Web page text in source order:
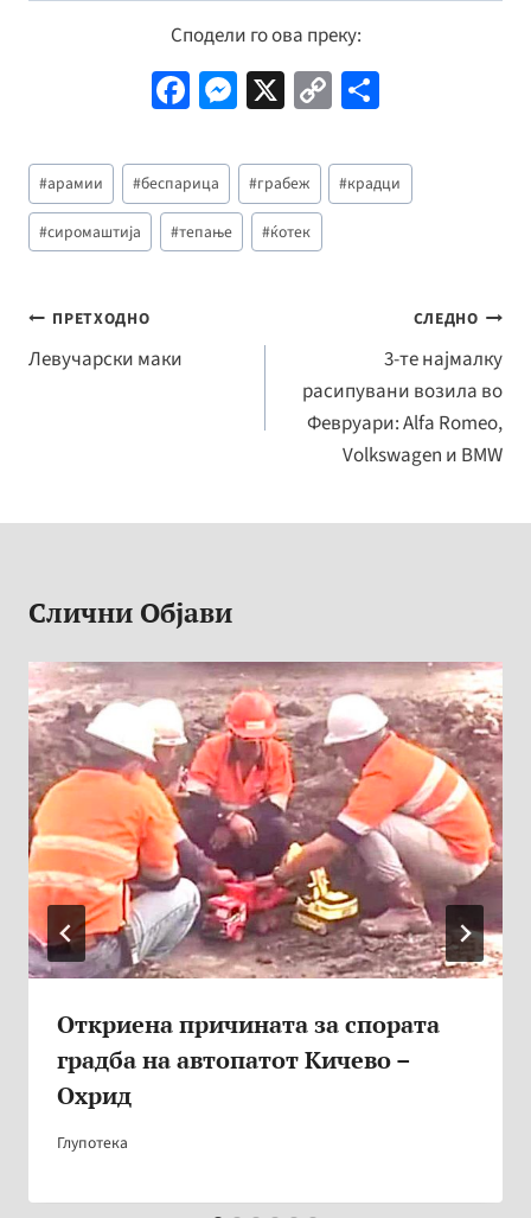
Сподели го ова преку:
Fa
b
o
o
M
se
n
ge
X C
p
y
ar
e
Post
Tags:
#арамии #беспарица #грабеж #крадци
#сиромаштија #тепање #ќотек
Навигација
на
ПРЕТХОДНО
Левучарски маки
СЛЕДНО
3-те најмалку
расипувани возила во
Февруари: Alfa Romeo,
Volkswagen и BMW
Слични Објави
Откриена причината за спората
градба на автопатот Кичево –
Охрид
Глупотека